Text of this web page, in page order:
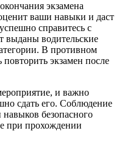
экзамена
ваши навыки и даст
справитесь с
выданы водительские
В противном
экзамен после
и важно
сдать его. Соблюдение
безопасного
при прохождении